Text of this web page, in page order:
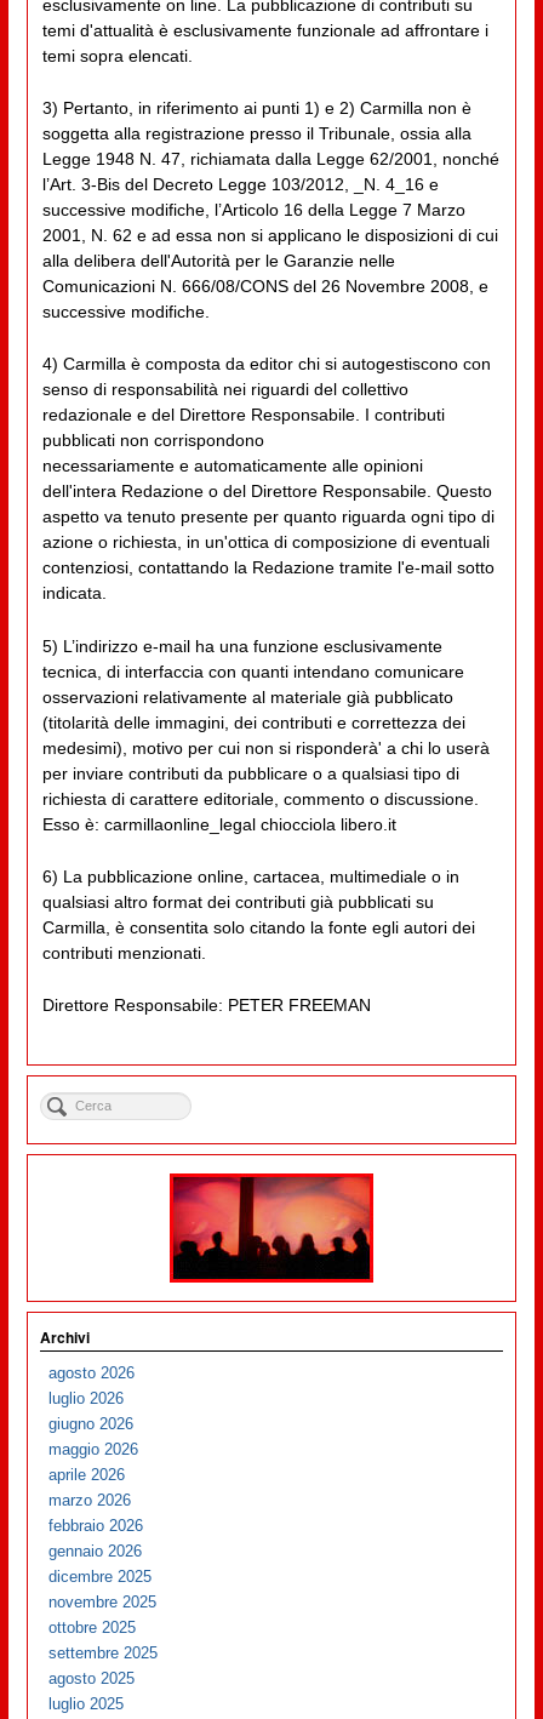
esclusivamente on line. La pubblicazione di contributi su
temi d'attualità è esclusivamente funzionale ad affrontare i
temi sopra elencati.
3) Pertanto, in riferimento ai punti 1) e 2) Carmilla non è
soggetta alla registrazione presso il Tribunale, ossia alla
Legge 1948 N. 47, richiamata dalla Legge 62/2001, nonché
l’Art. 3-Bis del Decreto Legge 103/2012, _N. 4_16 e
successive modifiche, l’Articolo 16 della Legge 7 Marzo
2001, N. 62 e ad essa non si applicano le disposizioni di cui
alla delibera dell'Autorità per le Garanzie nelle
Comunicazioni N. 666/08/CONS del 26 Novembre 2008, e
successive modifiche.
4) Carmilla è composta da editor chi si autogestiscono con
senso di responsabilità nei riguardi del collettivo
redazionale e del Direttore Responsabile. I contributi
pubblicati non corrispondono
necessariamente e automaticamente alle opinioni
dell'intera Redazione o del Direttore Responsabile. Questo
aspetto va tenuto presente per quanto riguarda ogni tipo di
azione o richiesta, in un'ottica di composizione di eventuali
contenziosi, contattando la Redazione tramite l'e-mail sotto
indicata.
5) L’indirizzo e-mail ha una funzione esclusivamente
tecnica, di interfaccia con quanti intendano comunicare
osservazioni relativamente al materiale già pubblicato
(titolarità delle immagini, dei contributi e correttezza dei
medesimi), motivo per cui non si risponderà' a chi lo userà
per inviare contributi da pubblicare o a qualsiasi tipo di
richiesta di carattere editoriale, commento o discussione.
Esso è: carmillaonline_legal chiocciola libero.it
6) La pubblicazione online, cartacea, multimediale o in
qualsiasi altro format dei contributi già pubblicati su
Carmilla, è consentita solo citando la fonte egli autori dei
contributi menzionati.
Direttore Responsabile: PETER FREEMAN
Archivi
agosto 2026
luglio 2026
giugno 2026
maggio 2026
aprile 2026
marzo 2026
febbraio 2026
gennaio 2026
dicembre 2025
novembre 2025
ottobre 2025
settembre 2025
agosto 2025
luglio 2025